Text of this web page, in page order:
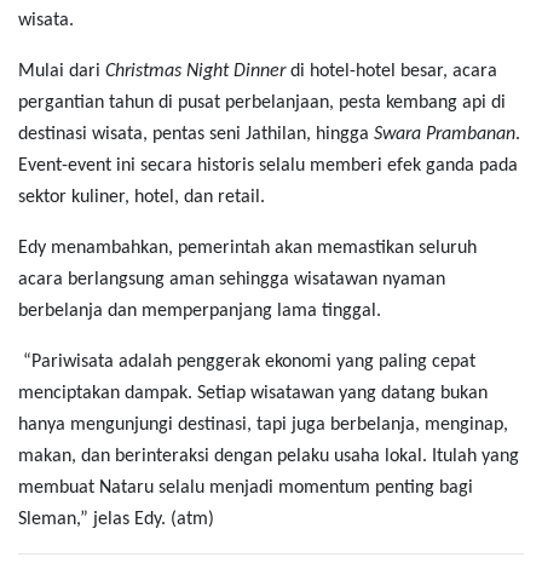
wisata.
Mulai dari Christmas Night Dinnerdi hotel-hotel besar, acara
pergantian tahun di pusat perbelanjaan, pesta kembang api di
destinasi wisata, pentas seni Jathilan, hingga Swara Prambanan.
Event-event ini secara historis selalu memberi efek ganda pada
sektor kuliner, hotel, dan retail.
Edy menambahkan, pemerintah akan memastikan seluruh
acara berlangsung aman sehingga wisatawan nyaman
berbelanja dan memperpanjang lama tinggal.
“Pariwisata adalah penggerak ekonomi yang paling cepat
menciptakan dampak. Setiap wisatawan yang datang bukan
hanya mengunjungi destinasi, tapi juga berbelanja, menginap,
makan, dan berinteraksi dengan pelaku usaha lokal. Itulah yang
membuat Nataru selalu menjadi momentum penting bagi
Sleman,” jelas Edy. (atm)